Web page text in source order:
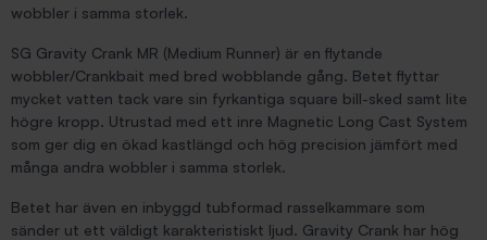
wobbler i samma storlek.
SG Gravity Crank MR (Medium Runner) är en flytande
wobbler/Crankbait med bred wobblande gång. Betet flyttar
mycket vatten tack vare sin fyrkantiga square bill-sked samt lite
högre kropp. Utrustad med ett inre Magnetic Long Cast System
som ger dig en ökad kastlängd och hög precision jämfört med
många andra wobbler i samma storlek.
Betet har även en inbyggd tubformad rasselkammare som
sänder ut ett väldigt karakteristiskt ljud. Gravity Crank har hög